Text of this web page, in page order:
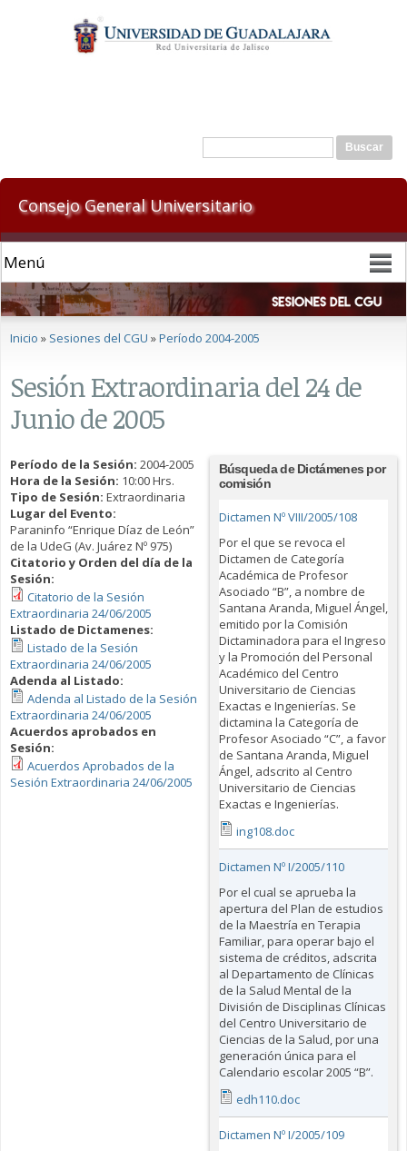
contenido
principal
Formulario de búsqueda
Buscar
Consejo General Universitario
Se encuentra usted aquí
Inicio » Sesiones del CGU »Período 2004-2005
Sesión Extraordinaria del 24 de
Junio de 2005
Período de la Sesión: 2004-2005
Hora de la Sesión: 10:00 Hrs.
Tipo de Sesión: Extraordinaria
Lugar del Evento:
Paraninfo “Enrique Díaz de León”
de la UdeG (Av. Juárez Nº 975)
Citatorio y Orden del día de la
Sesión:
Citatorio de la Sesión
Extraordinaria 24/06/2005
Listado de Dictamenes:
Listado de la Sesión
Extraordinaria 24/06/2005
Adenda al Listado:
Adenda al Listado de la Sesión
Extraordinaria 24/06/2005
Acuerdos aprobados en
Sesión:
Acuerdos Aprobados de la
Sesión Extraordinaria 24/06/2005
Búsqueda de Dictámenes por
comisión
Dictamen Nº VIII/2005/108
Por el que se revoca el
Dictamen de Categoría
Académica de Profesor
Asociado “B”, a nombre de
Santana Aranda, Miguel Ángel,
emitido por la Comisión
Dictaminadora para el Ingreso
y la Promoción del Personal
Académico del Centro
Universitario de Ciencias
Exactas e Ingenierías. Se
dictamina la Categoría de
Profesor Asociado “C”, a favor
de Santana Aranda, Miguel
Ángel, adscrito al Centro
Universitario de Ciencias
Exactas e Ingenierías.
ing108.doc
Dictamen Nº I/2005/110
Por el cual se aprueba la
apertura del Plan de estudios
de la Maestría en Terapia
Familiar, para operar bajo el
sistema de créditos, adscrita
al Departamento de Clínicas
de la Salud Mental de la
División de Disciplinas Clínicas
del Centro Universitario de
Ciencias de la Salud, por una
generación única para el
Calendario escolar 2005 “B”.
edh110.doc
Dictamen Nº I/2005/109